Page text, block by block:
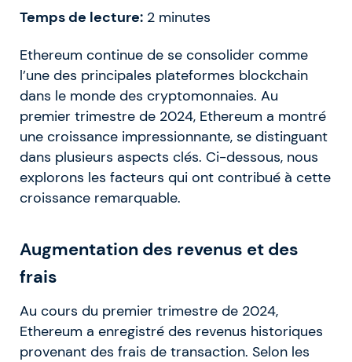
Temps de lecture: 2 minutes
Ethereum continue de se consolider comme
l’une des principales plateformes blockchain
dans le monde des cryptomonnaies. Au
premier trimestre de 2024, Ethereum a montré
une croissance impressionnante, se distinguant
dans plusieurs aspects clés. Ci-dessous, nous
explorons les facteurs qui ont contribué à cette
croissance remarquable.
Augmentation des revenus et des
frais
Au cours du premier trimestre de 2024,
Ethereum a enregistré des revenus historiques
provenant des frais de transaction. Selon les